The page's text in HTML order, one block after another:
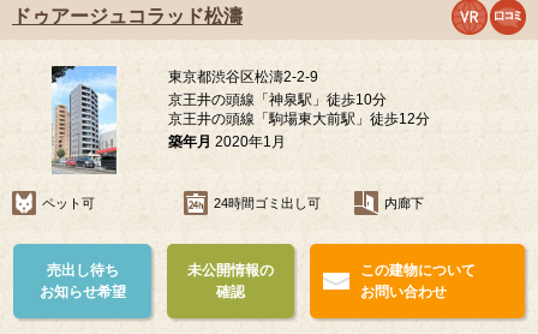
ドゥアージュコラッド松濤
東京都渋谷区松濤2-2-9
京王井の頭線「神泉駅」徒歩10分
京王井の頭線「駒場東大前駅」徒歩12分
築年月 2020年1月
ペット可 24時間ゴミ出し可 内廊下
売出し待ち
お知らせ希望
未公開情報の
確認
この建物について
お問い合わせ